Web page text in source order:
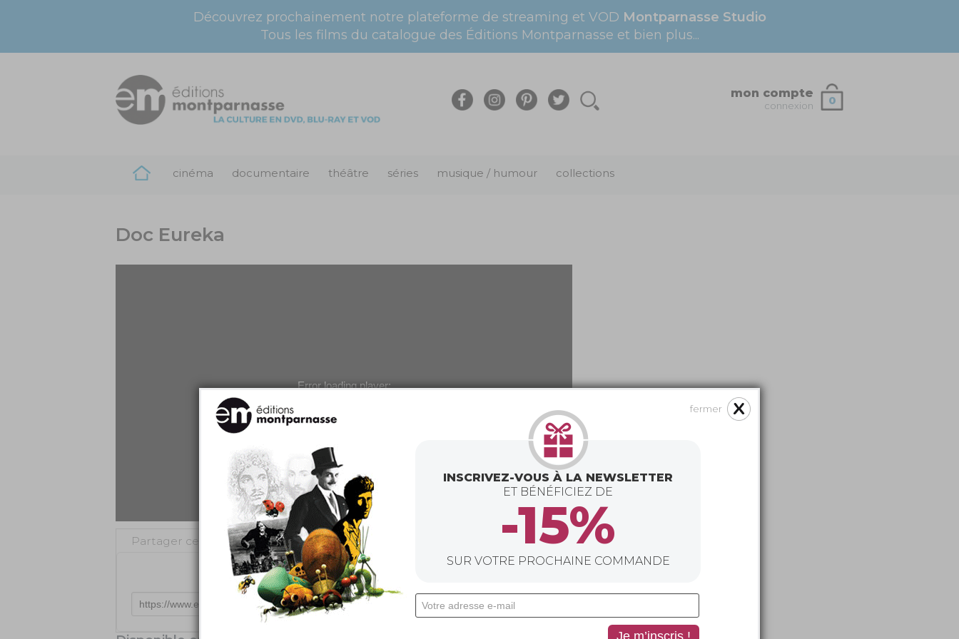
Découvrez prochainement notre plateforme de streaming et VOD Montparnasse Studio
Tous les films du catalogue des Éditions Montparnasse et bien plus...
0
mon compte
connexion
cinéma documentaire théâtre séries musique / humour collections
Doc Eureka
Error loading player:
Partager cette vidéo Intégrer
Tweeter
fermer
INSCRIVEZ-VOUS À LA NEWSLETTER
ET BÉNÉFICIEZ DE
-15%
SUR VOTRE PROCHAINE COMMANDE